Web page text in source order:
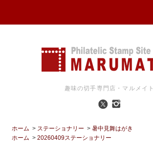
趣味の切手専門店・マルメイト
ホーム > ステーショナリー >暑中見舞はがき
ホーム >20260409ステーショナリー